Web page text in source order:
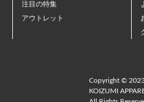
注目の特集
アウトレット
Copyright ©
KOIZUMI